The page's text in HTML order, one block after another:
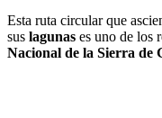
Esta ruta circular que
sus lagunas es uno de los
Nacional de la Sierra de